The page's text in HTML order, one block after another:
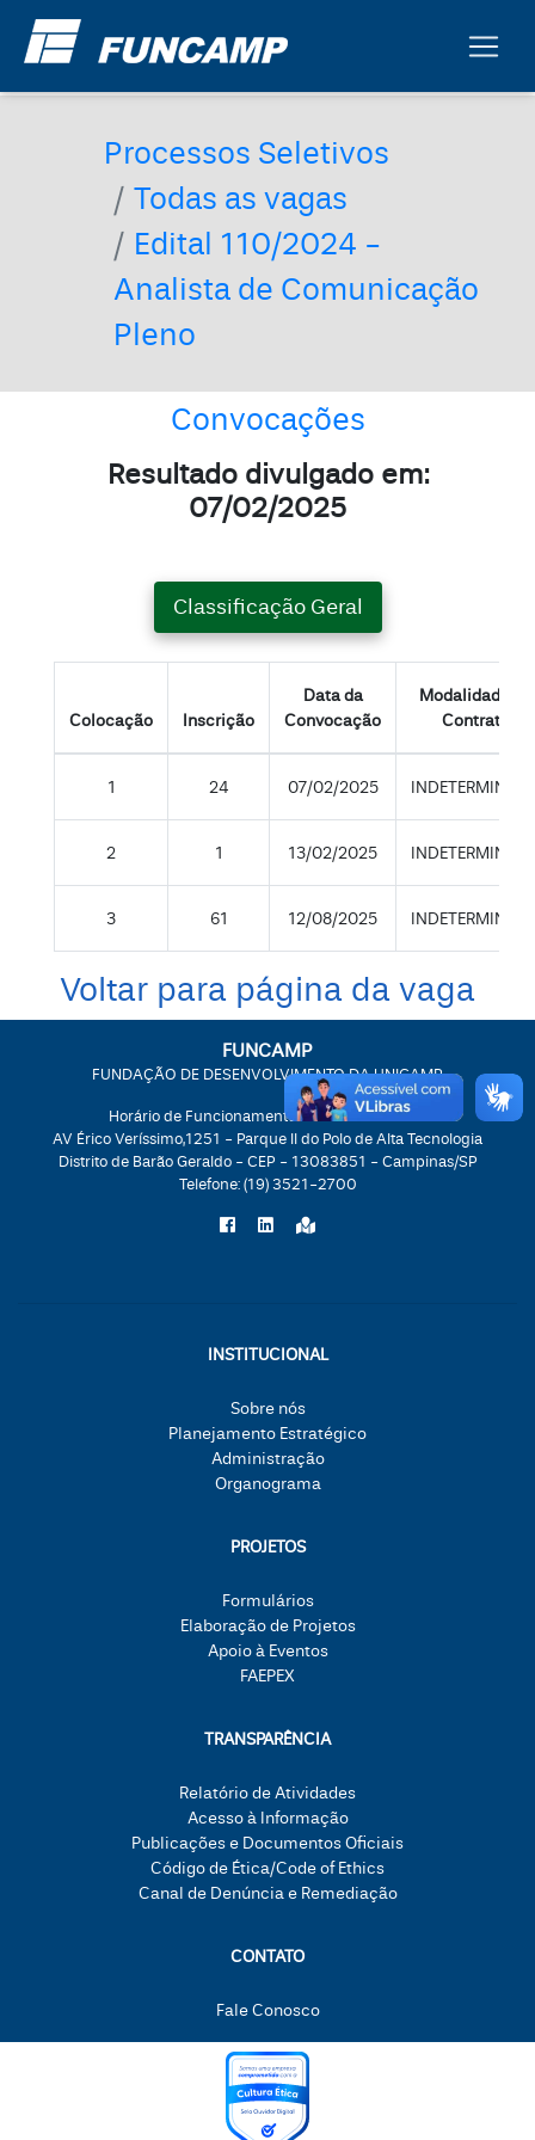
Processos Seletivos
Todas as vagas
Edital 110/2024 -
Analista de Comunicação
Pleno
Convocações
Resultado divulgado em:
07/02/2025
Classificação Geral
Colocação Inscrição
Data da
Convocação
Modalidade de
Contrato
1 24 07/02/2025
2 1 13/02/2025
3 61 12/08/2025
Voltar para página da vaga
FUNCAMP
FUNDAÇÃO DE DESENVOLVIMENTO DA UNICAMP
Horário de Funcionamento: 08:30h às 17:30h
AV Érico Veríssimo,1251 - Parque II do Polo de Alta Tecnologia
Distrito de Barão Geraldo - CEP - 13083851 - Campinas/SP
Telefone: (19) 3521-2700
INSTITUCIONAL
Sobre nós
Planejamento Estratégico
Administração
Organograma
PROJETOS
Formulários
Elaboração de Projetos
Apoio à Eventos
FAEPEX
TRANSPARÊNCIA
Relatório de Atividades
Acesso à Informação
Publicações e Documentos Oficiais
Código de Ética/Code of Ethics
Canal de Denúncia e Remediação
CONTATO
Fale Conosco